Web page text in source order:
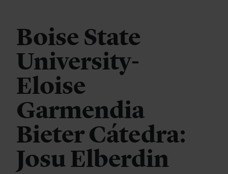
Boise State
University-
Eloise
Garmendia
Bieter Cátedra:
Josu Elberdin